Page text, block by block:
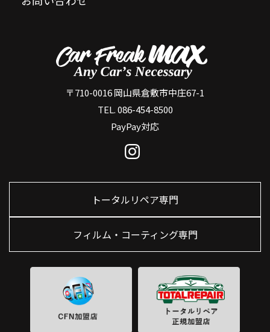
〒710-0016 岡山県倉敷市中庄67-1
TEL. 086-454-8500
PayPay対応
トータルリペア専門
フィルム・コーティング専門